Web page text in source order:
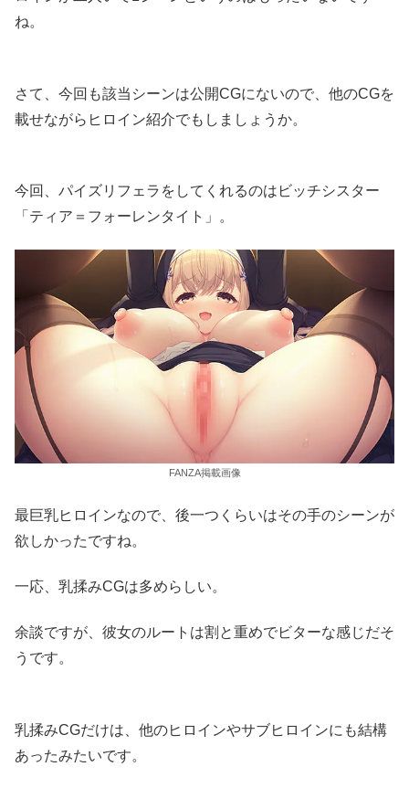
ね。
さて、今回も該当シーンは公開CGにないので、他のCGを
載せながらヒロイン紹介でもしましょうか。
今回、パイズリフェラをしてくれるのはビッチシスター
「ティア＝フォーレンタイト」。
FANZA掲載画像
最巨乳ヒロインなので、後一つくらいはその手のシーンが
欲しかったですね。
一応、乳揉みCGは多めらしい。
余談ですが、彼女のルートは割と重めでビターな感じだそ
うです。
乳揉みCGだけは、他のヒロインやサブヒロインにも結構
あったみたいです。